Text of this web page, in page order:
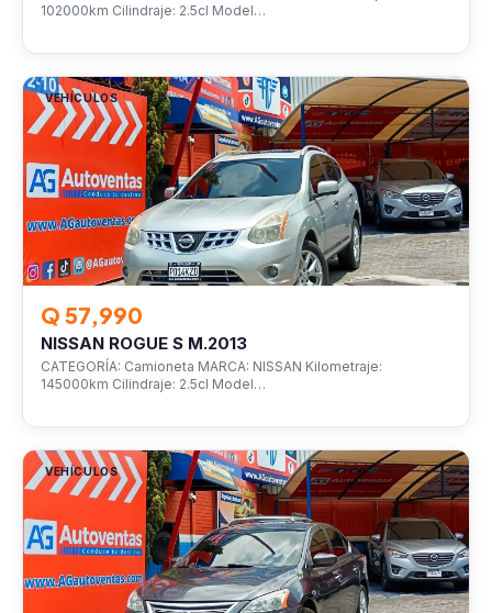
102000km Cilindraje: 2.5cl Model…
VEHÍCULOS
Q 57,990
NISSAN ROGUE S M.2013
CATEGORÍA: Camioneta MARCA: NISSAN Kilometraje:
145000km Cilindraje: 2.5cl Model…
VEHÍCULOS